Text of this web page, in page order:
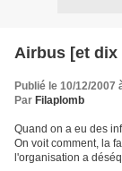
Airbus [et dix
Publié le 10/12/2007
Par Filaplomb
Quand on a eu des
On voit comment, la
l'organisation a